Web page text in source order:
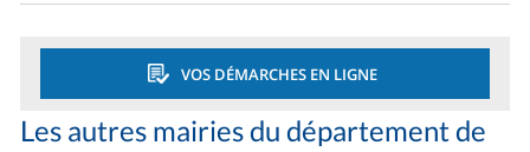
VOS DÉMARCHES EN LIGNE
Les autres mairies du département de